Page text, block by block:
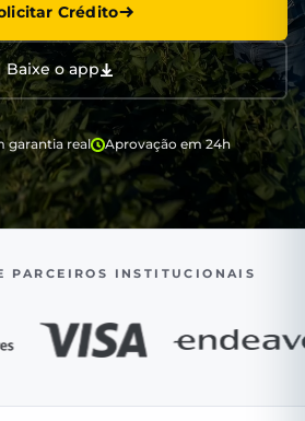
Crédito
Baixe o app
garantia real
Aprovação em 24h
PARCEIROS INSTITUCIONAIS